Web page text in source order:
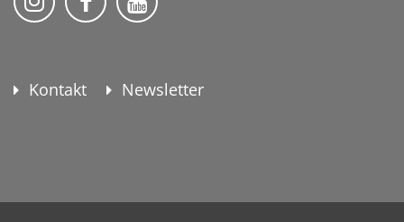
Kontakt Newsletter